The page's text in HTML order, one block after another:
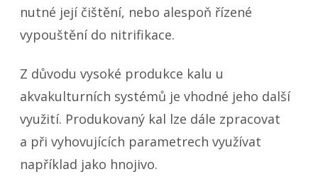
nutné její čištění, nebo alespoň řízené
vypouštění do nitrifikace.
Z důvodu vysoké produkce kalu u
akvakulturních systémů je vhodné jeho další
využití. Produkovaný kal lze dále zpracovat
a při vyhovujících parametrech využívat
například jako hnojivo.